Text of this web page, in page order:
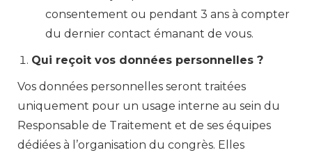
consentement ou pendant 3 ans à compter
du dernier contact émanant de vous.
Qui reçoit vos données personnelles ?
Vos données personnelles seront traitées
uniquement pour un usage interne au sein du
Responsable de Traitement et de ses équipes
dédiées à l’organisation du congrès. Elles